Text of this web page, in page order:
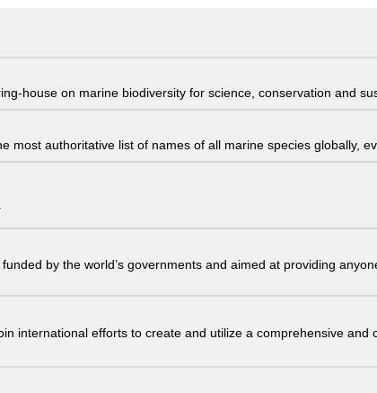
house on marine biodiversity for science, conservation and
most authoritative list of names of all marine species globally,
by the world’s governments and aimed at providing
international efforts to create and utilize a comprehensive and